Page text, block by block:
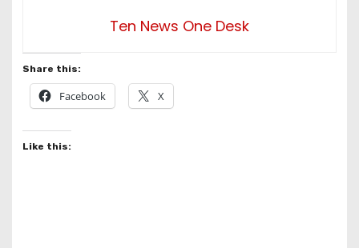
Ten News One Desk
Share this:
Facebook X
Like this: